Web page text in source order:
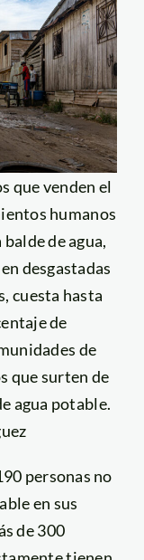
que venden el
humanos
de agua,
desgastadas
cuesta hasta
de
de
que surten de
agua potable.
personas no
en sus
de 300